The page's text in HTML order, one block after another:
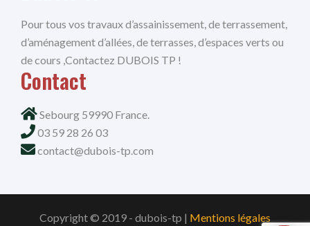
Pour tous vos travaux d’assainissement, de terrassement,
d’aménagement d’allées, de terrasses, d’espaces verts ou
de cours ,Contactez DUBOIS TP !
Contact
Sebourg 59990 France.
03 59 28 26 03
contact@dubois-tp.com
Copyright © 2019 - dubois-tp | Mentions légales